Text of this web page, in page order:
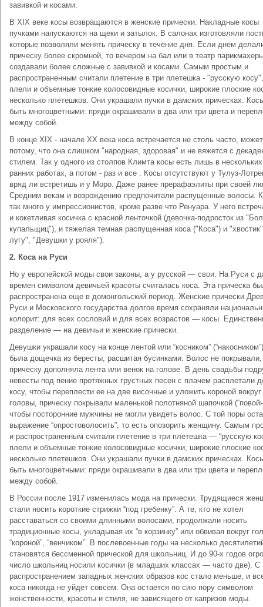
завивкой и косами.
В XIX веке косы возвращаются в женские прически. Накладные косы
пучками напускаются на щеки и затылок. В салонах изготовляли
которые позволяли менять прическу в течение дня. Если днем
прическу более скромной, тo вечером на бал или в театр
создавали более сложные с завивкой и косами. Самым простым и
распространенным считали плетение в три плетешка - "русскую
плели и объемные тонкие колосовидные косички, широкие плоские
несколько плетешков. Они украшали пучки в дамских прическах.
быть многоцветными: пряди окрашивали в два или три цвета и
между собой.
В конце ХIХ - начале ХХ века коса встречается не столь часто,
потому, что она слишком "народная, здоровая" и не вяжется с
стилем. Так у одного из столпов Климта косы есть лишь в нескольких
ранних работах, а потом - раз и все . Косы отсутствуют у Тулуз-
вряд ли встретишь и у Моро. Даже ранее прерафаэлиты при своей
Средним векам и возрождению предпочитали распущенные волосы.
так много у импрессионистов, кроме разве что Ренуара. У него
и кокетливая косичка с красной ленточкой (девочка-подросток из
купальщиц"), и тяжелая темная распущенная коса ("Коса") и
лугу", "Девушки у рояля").
2. Коса на Руси
Но у европейской моды свои законы, а у русской — свои. На Руси с
времен символом девичьей красоты считалась коса. Эта прическа
распространена еще в домонгольский период. Женские прически
Руси и Московского государства долгое время сохраняли
колорит: для всех сословий и для всех возрастов — косы.
разделение — на девичьи и женские прически.
Девушки украшали косу на конце лентой или “косником”
была дощечка из бересты, расшитая бусинками. Волос не покрывали,
прическу дополняла лента или венок на голове. В день свадьбы
невесты под пение протяжных грустных песен с плачем расплетали
косу, чтобы переплести ее на две височные и уложить короной вокруг
головы, прическу покрывали маленькой полотняной шапочкой
чтобы посторонние мужчины не могли увидеть волос. С той поры
выражение “опростоволосить”, то есть опозорить женщину. Самым
и распространенным считали плетение в три плетешка — “русскую
плели и объемные тонкие колосовидные косички, широкие плоские
несколько плетешков. Они украшали пучки в дамских прическах.
быть многоцветными: пряди окрашивали в два или три цвета и
между собой.
В России после 1917 изменилась мода на прически. Трудящиеся
стали носить короткие стрижки “под гребенку”. А те, кто не хотел
расставаться со своими длинными волосами, продолжали носить
традиционные косы, укладывая их “в корзинку” или обвивая вокруг
“короной”, “венчиком”. В послевоенные годы на несколько
становятся бессменной прической для школьниц. И до 90-х годов
число школьниц носили косички (в младших классах — часто две). С
распространением западных женских образов кос стало меньше, и
коса никогда не уйдет совсем. Она остается по сию пору символом
женственности, красоты и стиля, не зависящего от капризов моды.